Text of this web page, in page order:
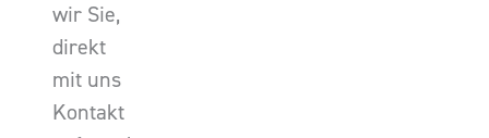
wir Sie,
direkt
mit uns
Kontakt